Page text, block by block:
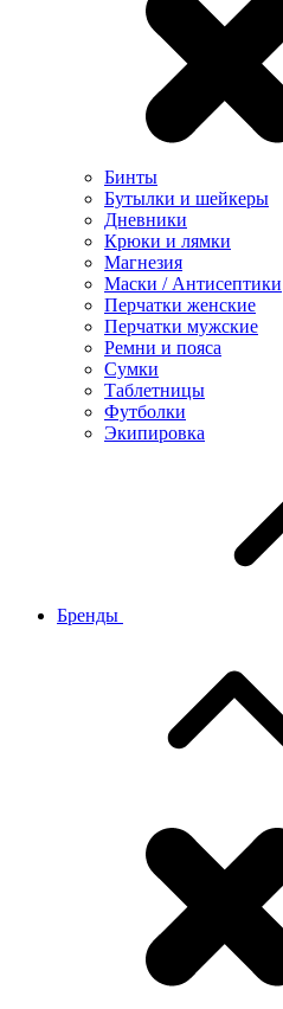
Бинты
Бутылки и шейкеры
Дневники
Крюки и лямки
Магнезия
Маски / Антисептики
Перчатки женские
Перчатки мужские
Ремни и пояса
Сумки
Таблетницы
Футболки
Экипировка
Бренды